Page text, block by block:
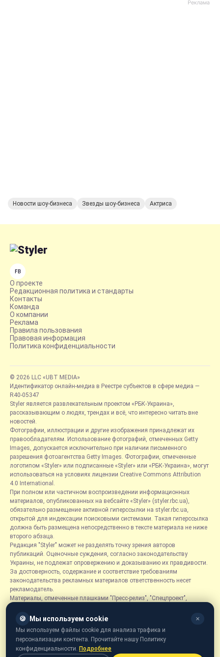
Новости шоу-бизнеса Звезды шоу-бизнеса Актриса
FB
О проекте
Редакционная политика и стандарты
Контакты
Команда
О компании
Реклама
Правила пользования
Правовая информация
Политика конфиденциальности
© 2026 LLC «UBT MEDIA»
Идентификатор онлайн-медиа в Реестре субъектов в сфере медиа —
R40-05347
Styler является развлекательным проектом «РБК-Украина»,
рассказывающим о людях, трендах и всё, что интересно читать вне
новостей.
Фотографии, иллюстрации и другие изображения принадлежат их
правообладателям. Использование фотографий, отмеченных Getty
Images, допускается исключительно при наличии письменного
разрешения фотоагентства Getty Images. Фотографии, отмеченные
логотипом «Styler» или подписанные «Styler» или «РБК-Украина», могут
использоваться на условиях лицензии Creative Commons Attribution
4.0 International.
При полном или частичном воспроизведении информационных
материалов, опубликованных на вебсайте «Styler» (styler.rbc.ua),
обязательно размещение активной гиперссылки на styler.rbc.ua,
открытой для индексации поисковыми системами. Такая гиперссылка
должна быть размещена непосредственно в тексте материала не ниже
второго абзаца.
Редакция "Styler" может не разделять точку зрения авторов
публикаций. Оценочные суждения, согласно законодательству
Украины, не подлежат опровержению и доказыванию их правдивости.
За достоверность, содержание и соответствие требованиям
законодательства рекламных материалов ответственность несет
рекламодатель.
Материалы, отмеченные плашками "Пресс-релиз", "Спецпроект",
размещаются на правах рекламы.
Рубрика «Новости компаний» является информационным форматом,
содержащим новости, сообщения и объявления, связанные с
деятельностью компаний, и основывается на информации,
предоставленной соответствующими компаниями. Редакция не несет
🍪 Мы используем cookie ✕
Мы используем файлы cookie для анализа трафика и
персонализации контента. Прочитайте нашу Политику
конфиденциальности. Подробнее